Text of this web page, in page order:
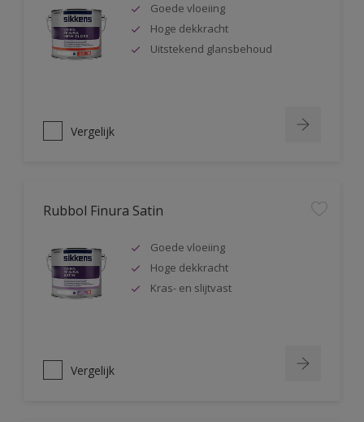
Goede vloeiing
Hoge dekkracht
Uitstekend glansbehoud
Vergelijk
Rubbol Finura Satin
Goede vloeiing
Hoge dekkracht
Kras- en slijtvast
Vergelijk